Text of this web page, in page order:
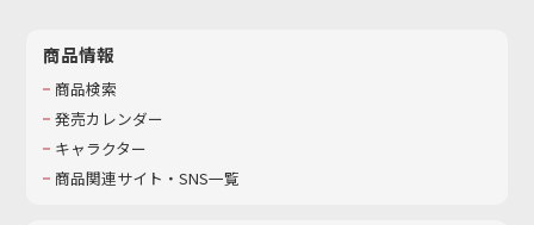
商品情報
商品検索
発売カレンダー
キャラクター
商品関連サイト・SNS一覧